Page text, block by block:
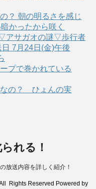
？ 朝の明るさを感じ
かったから咲く
アサガオの謎▽歩行者
7月24日(金)午後
プで巻かれている
なの？ ひょんの実
れる！
放送内容を詳しく紹介！
Rights Reserved Powered by